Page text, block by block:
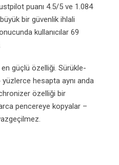
puanı 4.5/5 ve 1.084
bir güvenlik ihlali
kullanıcılar 69
güçlü özelliği. Sürükle-
yüzlerce hesapta aynı anda
özelliği bir
pencereye kopyalar –